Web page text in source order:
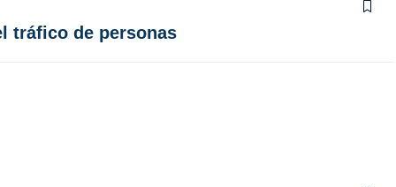
tráfico de personas